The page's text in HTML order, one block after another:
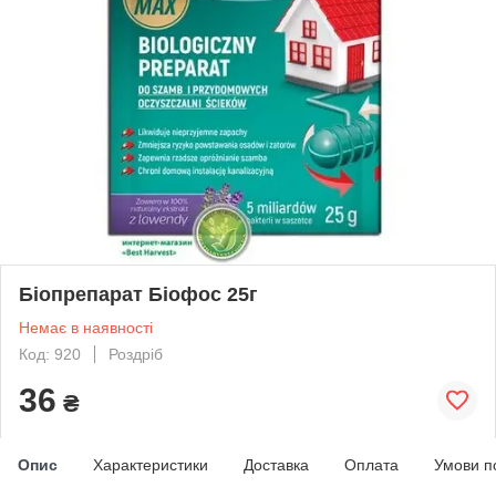
Біопрепарат Біофос 25г
Немає в наявності
Код: 920
Роздріб
36 ₴
Опис Характеристики Доставка Оплата Умови